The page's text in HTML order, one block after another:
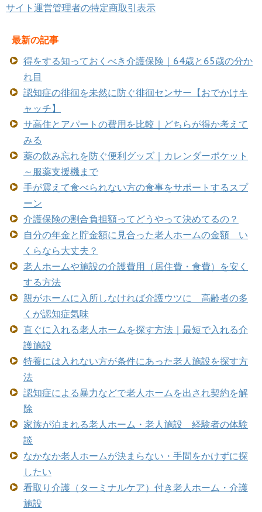
サイト運営管理者の特定商取引表示
最新の記事
得をする知っておくべき介護保険｜64歳と65歳の分か
れ目
認知症の徘徊を未然に防ぐ徘徊センサー【おでかけキ
ャッチ】
サ高住とアパートの費用を比較｜どちらが得か考えて
みる
薬の飲み忘れを防ぐ便利グッズ｜カレンダーポケット
～服薬支援機まで
手が震えて食べられない方の食事をサポートするスプ
ーン
介護保険の割合負担額ってどうやって決めてるの？
自分の年金と貯金額に見合った老人ホームの金額 い
くらなら大丈夫？
老人ホームや施設の介護費用（居住費・食費）を安く
する方法
親がホームに入所しなければ介護ウツに 高齢者の多
くが認知症気味
直ぐに入れる老人ホームを探す方法｜最短で入れる介
護施設
特養には入れない方が条件にあった老人施設を探す方
法
認知症による暴力などで老人ホームを出され契約を解
除
家族が泊まれる老人ホーム・老人施設 経験者の体験
談
なかなか老人ホームが決まらない・手間をかけずに探
したい
看取り介護（ターミナルケア）付き老人ホーム・介護
施設